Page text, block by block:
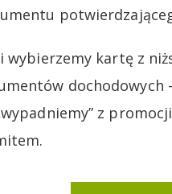
wybierzemy kartę z
z